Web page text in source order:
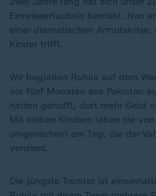
Einreiseerlaubnis bemüht. Nun
einer dramatischen
Kinder trifft.
Wir begleiten Ruhila auf dem
vor fünf Monaten aus Pakistan
hatten gehofft, dort mehr Geld
Mit sieben Kindern leben sie
umgerechnet am Tag, die der
verdient.
Die jüngste Tochter ist